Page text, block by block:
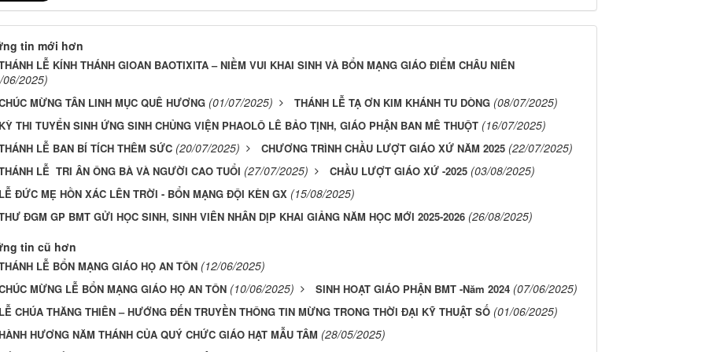
tin mới hơn
LỄ KÍNH THÁNH GIOAN BAOTIXITA – NIỀM VUI KHAI SINH VÀ BỔN MẠNG GIÁO ĐIỂM CHÂU NIÊN
06/2025)
MỪNG TÂN LINH MỤC QUÊ HƯƠNG (01/07/2025) THÁNH LỄ TẠ ƠN KIM KHÁNH TU DÒNG (08/07/2025)
KỲ THI TUYỂN SINH ỨNG SINH CHỦNG VIỆN PHAOLÔ LÊ BẢO TỊNH, GIÁO PHẬN BAN MÊ THUỘT (16/07/2025)
LỄ BAN BÍ TÍCH THÊM SỨC (20/07/2025) CHƯƠNG TRÌNH CHẦU LƯỢT GIÁO XỨ NĂM 2025 (22/07/2025)
LỄ TRI ÂN ÔNG BÀ VÀ NGƯỜI CAO TUỔI (27/07/2025) CHẦU LƯỢT GIÁO XỨ -2025 (03/08/2025)
LỄ ĐỨC MẸ HỒN XÁC LÊN TRỜI - BỔN MẠNG ĐỘI KÈN GX (15/08/2025)
ĐGM GP BMT GỬI HỌC SINH, SINH VIÊN NHÂN DỊP KHAI GIẢNG NĂM HỌC MỚI 2025-2026 (26/08/2025)
tin cũ hơn
LỄ BỔN MẠNG GIÁO HỌ AN TÔN (12/06/2025)
MỪNG LỄ BỔN MẠNG GIÁO HỌ AN TÔN (10/06/2025) SINH HOẠT GIÁO PHẬN BMT -Năm 2024 (07/06/2025)
LỄ CHÚA THĂNG THIÊN – HƯỚNG ĐẾN TRUYỀN THÔNG TIN MỪNG TRONG THỜI ĐẠI KỸ THUẬT SỐ (01/06/2025)
HƯƠNG NĂM THÁNH CỦA QUÝ CHỨC GIÁO HẠT MẪU TÂM (28/05/2025)